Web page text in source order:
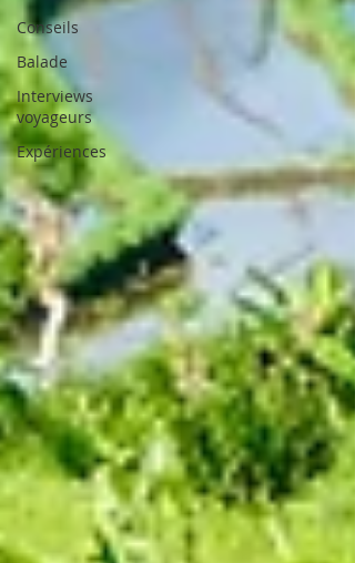
Conseils
Balade
Interviews
voyageurs
Expériences